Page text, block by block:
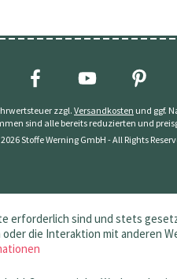
zzgl.Versandkosten und ggf.
sind alle bereits reduzierten und
Stoffe Werning GmbH - All Rights
erforderlich sind und stets
die Interaktion mit anderen